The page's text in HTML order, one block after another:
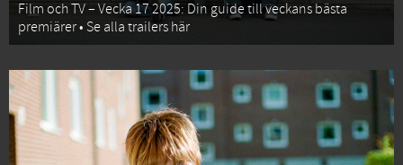
Film och TV – Vecka 17 2025: Din guide till veckans bästa
premiärer • Se alla trailers här